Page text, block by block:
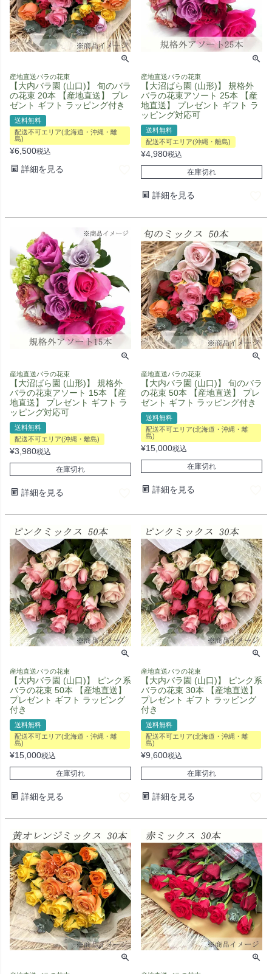
産地直送バラの花束
【大内バラ園 (山口)】 旬のバラ
の花束 20本 【産地直送】 プレ
ゼント ギフト ラッピング付き
送料無料
配送不可エリア(北海道・沖縄・離
島)
¥6,500税込
詳細を見る
産地直送バラの花束
【大沼ばら園 (山形)】 規格外
バラの花束アソート 25本 【産
地直送】 プレゼント ギフト ラ
ッピング対応可
送料無料
配送不可エリア(沖縄・離島)
¥4,980税込
在庫切れ
詳細を見る
産地直送バラの花束
【大沼ばら園 (山形)】 規格外
バラの花束アソート 15本 【産
地直送】 プレゼント ギフト ラ
ッピング対応可
送料無料
配送不可エリア(沖縄・離島)
¥3,980税込
在庫切れ
詳細を見る
産地直送バラの花束
【大内バラ園 (山口)】 旬のバラ
の花束 50本 【産地直送】 プレ
ゼント ギフト ラッピング付き
送料無料
配送不可エリア(北海道・沖縄・離
島)
¥15,000税込
在庫切れ
詳細を見る
産地直送バラの花束
【大内バラ園 (山口)】 ピンク系
バラの花束 50本 【産地直送】
プレゼント ギフト ラッピング
付き
送料無料
配送不可エリア(北海道・沖縄・離
島)
¥15,000税込
在庫切れ
詳細を見る
産地直送バラの花束
【大内バラ園 (山口)】 ピンク系
バラの花束 30本 【産地直送】
プレゼント ギフト ラッピング
付き
送料無料
配送不可エリア(北海道・沖縄・離
島)
¥9,600税込
在庫切れ
詳細を見る